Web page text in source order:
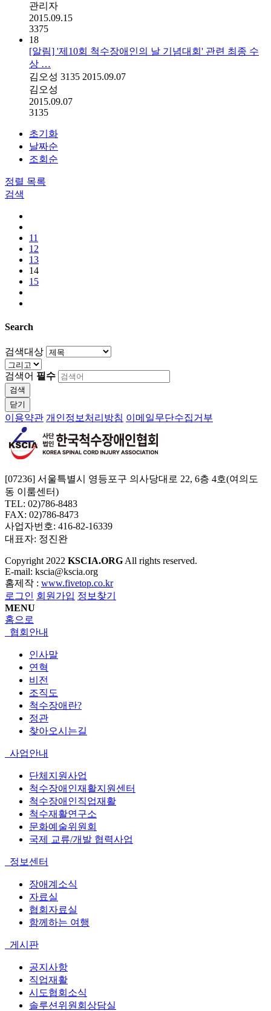
관리자
2015.09.15
3375
18
[알림] '제10회 척수장애인의 날 기념대회' 관련 최종 수
상 …
김오성 3135 2015.09.07
김오성
2015.09.07
3135
초기화
날짜순
조회순
정렬 목록
검색
11
12
13
14
15
Search
검색대상
검색어 필수
검색
닫기
이용약관 개인정보처리방침 이메일무단수집거부
[07236] 서울특별시 영등포구 의사당대로 22, 6층 4호(여의도
동 이룸센터)
TEL: 02)786-8483
FAX: 02)786-8473
사업자번호: 416-82-16339
대표자: 정진완
Copyright 2022 KSCIA.ORG All rights reserved.
E-mail: kscia@kscia.org
홈제작 : www.fivetop.co.kr
로그인 회원가입 정보찾기
MENU
홈으로
협회안내
인사말
연혁
비전
조직도
척수장애란?
정관
찾아오시는길
사업안내
단체지원사업
척수장애인재활지원센터
척수장애인직업재활
척수재활연구소
문화예술위원회
국제 교류/개발 협력사업
정보센터
장애계소식
자료실
협회자료실
함께하는 여행
게시판
공지사항
직업재활
시도협회소식
솔루션위원회상담실